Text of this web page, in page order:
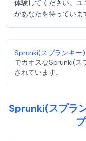
体験してください。
があなたを待っていま
Sprunki(スプランキー
でカオスなSprunki(ス
されています。
Sprunki(スプラ